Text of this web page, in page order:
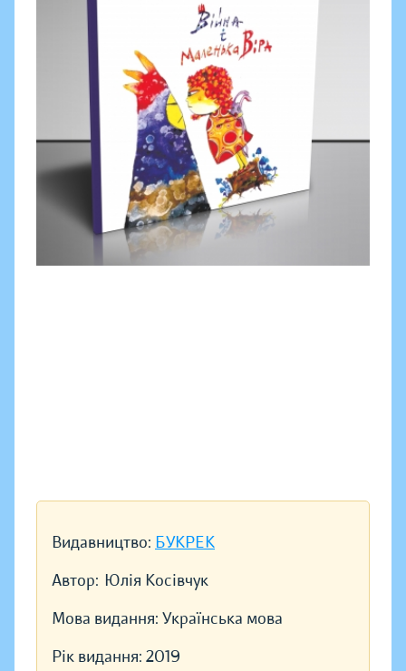
Видавництво: БУКРЕК
Автор: Юлія Косівчук
Мова видання: Українська мова
Рік видання: 2019